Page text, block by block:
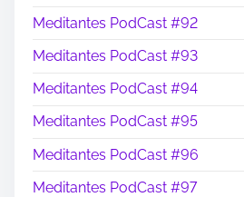
Meditantes PodCast #92
Meditantes PodCast #93
Meditantes PodCast #94
Meditantes PodCast #95
Meditantes PodCast #96
Meditantes PodCast #97